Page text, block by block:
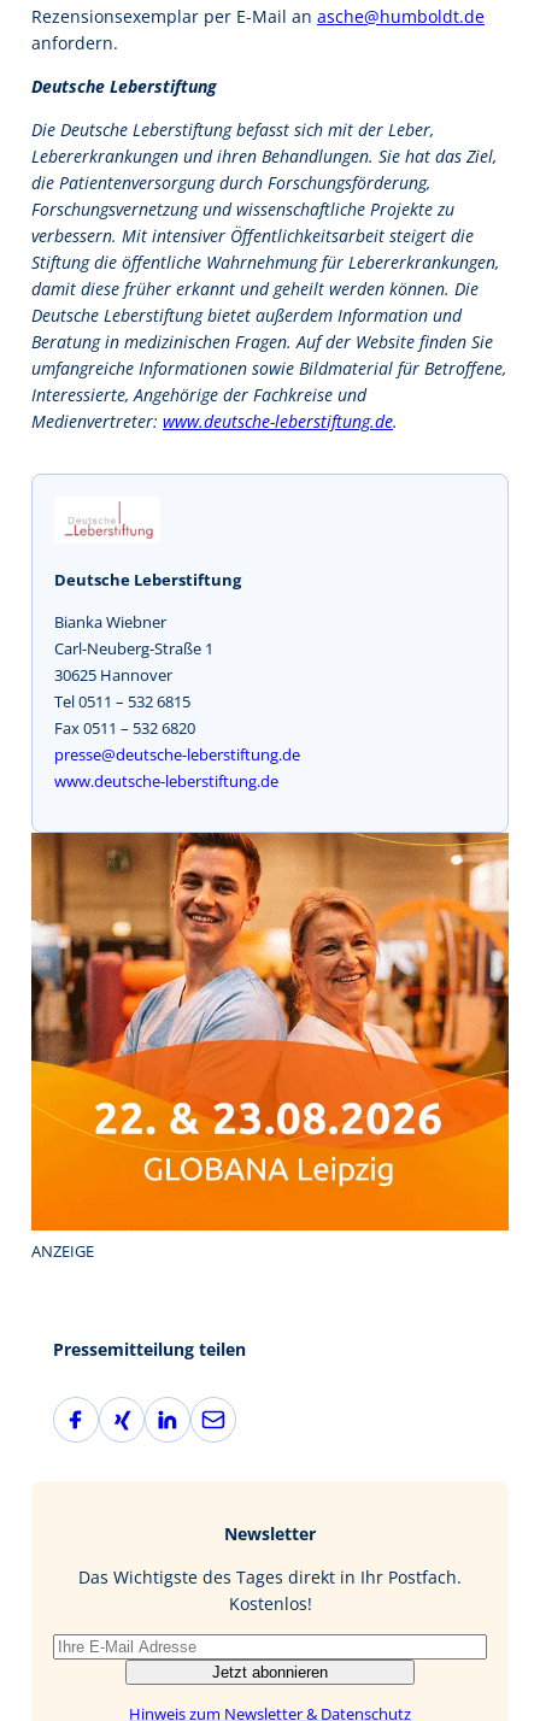
Rezensionsexemplar per E-Mail an asche@humboldt.de
anfordern.
Deutsche Leberstiftung
Die Deutsche Leberstiftung befasst sich mit der Leber,
Lebererkrankungen und ihren Behandlungen. Sie hat das Ziel,
die Patientenversorgung durch Forschungsförderung,
Forschungsvernetzung und wissenschaftliche Projekte zu
verbessern. Mit intensiver Öffentlichkeitsarbeit steigert die
Stiftung die öffentliche Wahrnehmung für Lebererkrankungen,
damit diese früher erkannt und geheilt werden können. Die
Deutsche Leberstiftung bietet außerdem Information und
Beratung in medizinischen Fragen. Auf der Website finden Sie
umfangreiche Informationen sowie Bildmaterial für Betroffene,
Interessierte, Angehörige der Fachkreise und
Medienvertreter: www.deutsche-leberstiftung.de.
Deutsche Leberstiftung
Bianka Wiebner
Carl-Neuberg-Straße 1
30625 Hannover
Tel 0511 – 532 6815
Fax 0511 – 532 6820
presse@deutsche-leberstiftung.de
www.deutsche-leberstiftung.de
ANZEIGE
Pressemitteilung teilen
F
a
X
i
L
i
I
E
-
Newsletter
Das Wichtigste des Tages direkt in Ihr Postfach.
Kostenlos!
Jetzt abonnieren
Hinweis zum Newsletter & Datenschutz